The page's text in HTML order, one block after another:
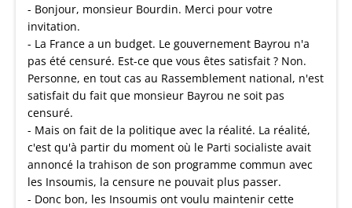
- Bonjour, monsieur Bourdin. Merci pour votre
invitation.
- La France a un budget. Le gouvernement Bayrou n'a
pas été censuré. Est-ce que vous êtes satisfait ? Non.
Personne, en tout cas au Rassemblement national, n'est
satisfait du fait que monsieur Bayrou ne soit pas
censuré.
- Mais on fait de la politique avec la réalité. La réalité,
c'est qu'à partir du moment où le Parti socialiste avait
annoncé la trahison de son programme commun avec
les Insoumis, la censure ne pouvait plus passer.
- Donc bon, les Insoumis ont voulu maintenir cette